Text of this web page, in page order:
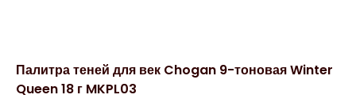
Палитра теней для век Chogan 9-тоновая Winter
Queen 18 г MKPL03